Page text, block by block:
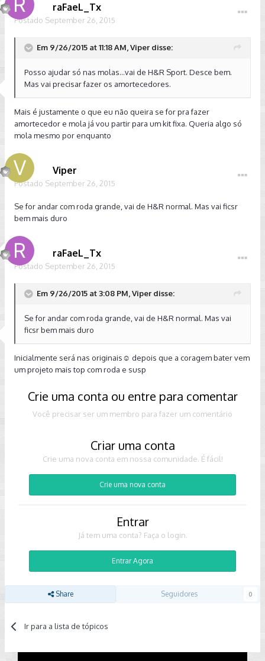
raFaeL_Tx
Postado September 26, 2015
Em 9/26/2015 at 11:18 AM, Viper disse:
Posso ajudar só nas molas...vai de H&R Sport. Desce bem.
Mas vai precisar fazer os amortecedores.
Mais é justamente o que eu não queira se for pra fazer
amortecedor e mola já vou partir para um kit fixa. Queria algo só
mola mesmo por enquanto
Viper
Postado September 26, 2015
Se for andar com roda grande, vai de H&R normal. Mas vai ficsr
bem mais duro
raFaeL_Tx
Postado September 26, 2015
Em 9/26/2015 at 3:08 PM, Viper disse:
Se for andar com roda grande, vai de H&R normal. Mas vai
ficsr bem mais duro
Inicialmente será nas originais☺ depois que a coragem bater vem
um projeto mais top com roda e susp
Crie uma conta ou entre para comentar
Você precisar ser um membro para fazer um comentário
Criar uma conta
Crie uma nova conta em nossa comunidade. É fácil!
Crie uma nova conta
Entrar
Já tem uma conta? Faça o login.
Entrar Agora
Share Seguidores 0
Ir para a lista de tópicos